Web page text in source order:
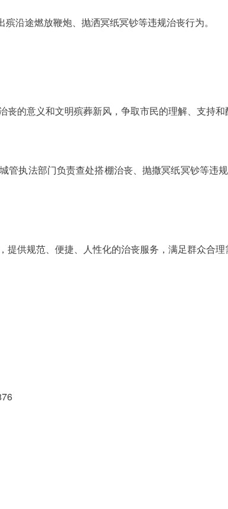
沿途燃放鞭炮、抛洒冥纸冥钞等违规治丧行为。
的意义和文明殡葬新风，争取市民的理解、支持和
管执法部门负责查处搭棚治丧、抛撒冥纸冥钞等违
供规范、便捷、人性化的治丧服务，满足群众合理